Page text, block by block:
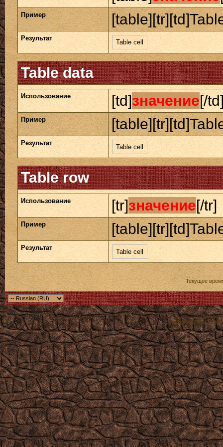
Пример
Результат
Table cell
Table data
Использование [td]значение[/
Пример
Результат
Table cell
Table row
Использование [tr]значение[/tr]
Пример
Результат
Table cell
Текущее
Powered
Copyright ©2000 -